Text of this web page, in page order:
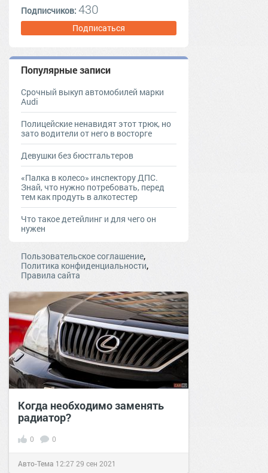
Подписчиков: 430
Подписаться
Популярные записи
Срочный выкуп автомобилей марки
Audi
Полицейские ненавидят этот трюк, но
зато водители от него в восторге
Девушки без бюстгальтеров
«Палка в колесо» инспектору ДПС.
Знай, что нужно потребовать, перед
тем как продуть в алкотестер
Что такое детейлинг и для чего он
нужен
Пользовательское соглашение,
Политика конфиденциальности,
Правила сайта
Когда необходимо заменять
радиатор?
0 0
Авто-Тема 12:27 29 сен 2021